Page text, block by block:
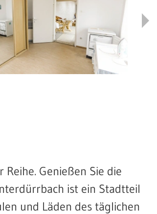
Genießen Sie die
ist ein Stadtteil
und Läden des täglichen